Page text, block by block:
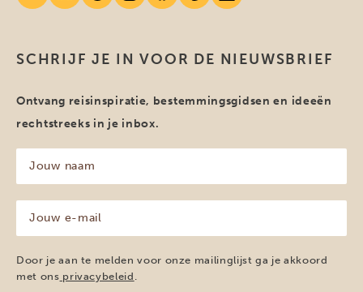
SCHRIJF JE IN VOOR DE NIEUWSBRIEF
Ontvang reisinspiratie, bestemmingsgidsen en ideeën
rechtstreeks in je inbox.
naam
(Vereist)
mailadres
(Vereist)
Door je aan te melden voor onze mailinglijst ga je akkoord
met ons privacybeleid .